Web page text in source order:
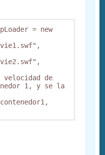
= new
de
1, y se la